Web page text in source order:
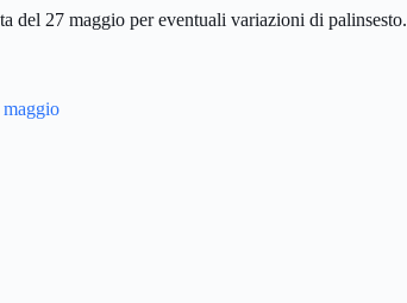
del 27 maggio per eventuali variazioni di palinsesto.